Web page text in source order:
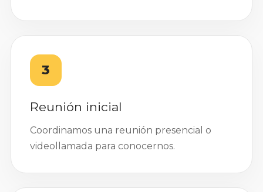
3
Reunión inicial
Coordinamos una reunión presencial o
videollamada para conocernos.